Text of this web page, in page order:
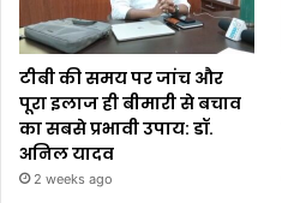
टीबी की समय पर जांच और
पूरा इलाज ही बीमारी से बचाव
का सबसे प्रभावी उपाय: डॉ.
अनिल यादव
2 weeks ago